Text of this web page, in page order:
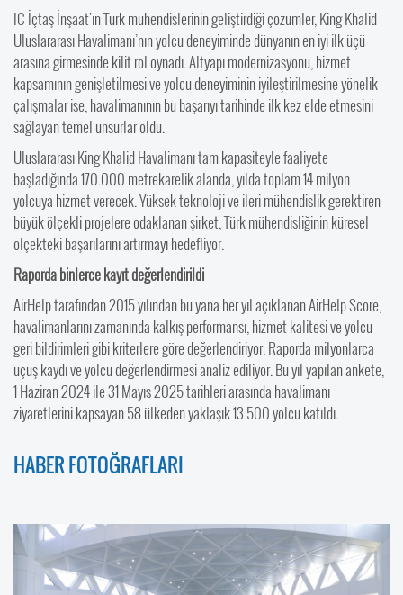
IC İçtaş İnşaat’ın Türk mühendislerinin geliştirdiği çözümler, King Khalid
Uluslararası Havalimanı’nın yolcu deneyiminde dünyanın en iyi ilk üçü
arasına girmesinde kilit rol oynadı. Altyapı modernizasyonu, hizmet
kapsamının genişletilmesi ve yolcu deneyiminin iyileştirilmesine yönelik
çalışmalar ise, havalimanının bu başarıyı tarihinde ilk kez elde etmesini
sağlayan temel unsurlar oldu.
Uluslararası King Khalid Havalimanı tam kapasiteyle faaliyete
başladığında 170.000 metrekarelik alanda, yılda toplam 14 milyon
yolcuya hizmet verecek. Yüksek teknoloji ve ileri mühendislik gerektiren
büyük ölçekli projelere odaklanan şirket, Türk mühendisliğinin küresel
ölçekteki başarılarını artırmayı hedefliyor.
Raporda binlerce kayıt değerlendirildi
AirHelp tarafından 2015 yılından bu yana her yıl açıklanan AirHelp Score,
havalimanlarını zamanında kalkış performansı, hizmet kalitesi ve yolcu
geri bildirimleri gibi kriterlere göre değerlendiriyor. Raporda milyonlarca
uçuş kaydı ve yolcu değerlendirmesi analiz ediliyor. Bu yıl yapılan ankete,
1 Haziran 2024 ile 31 Mayıs 2025 tarihleri arasında havalimanı
ziyaretlerini kapsayan 58 ülkeden yaklaşık 13.500 yolcu katıldı.
HABER FOTOĞRAFLARI